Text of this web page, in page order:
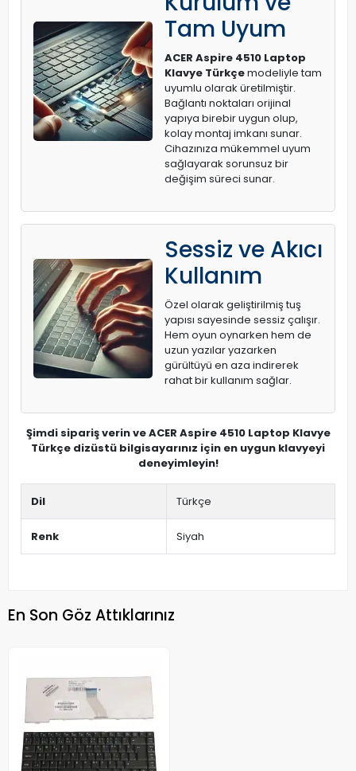
Tam Uyum
ACER Aspire 4510 Laptop
Klavye Türkçemodeliyle tam
uyumlu olarak üretilmiştir.
Bağlantı noktaları orijinal
yapıya birebir uygun olup,
kolay montaj imkanı sunar.
Cihazınıza mükemmel uyum
sağlayarak sorunsuz bir
değişim süreci sunar.
Sessiz ve Akıcı
Kullanım
Özel olarak geliştirilmiş tuş
yapısı sayesinde sessiz çalışır.
Hem oyun oynarken hem de
uzun yazılar yazarken
gürültüyü en aza indirerek
rahat bir kullanım sağlar.
Şimdi sipariş verin ve ACER Aspire 4510 Laptop Klavye
Türkçe dizüstü bilgisayarınız için en uygun klavyeyi
deneyimleyin!
Dil Türkçe
Renk Siyah
En Son Göz Attıklarınız